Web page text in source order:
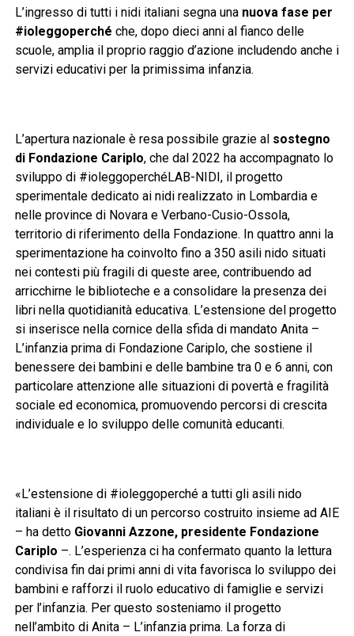
L’ingresso di tutti i nidi italiani segna una nuova fase per
#ioleggoperché che, dopo dieci anni al fianco delle
scuole, amplia il proprio raggio d’azione includendo anche i
servizi educativi per la primissima infanzia.
L’apertura nazionale è resa possibile grazie al sostegno
di Fondazione Cariplo, che dal 2022 ha accompagnato lo
sviluppo di #ioleggoperchéLAB-NIDI, il progetto
sperimentale dedicato ai nidi realizzato in Lombardia e
nelle province di Novara e Verbano-Cusio-Ossola,
territorio di riferimento della Fondazione. In quattro anni la
sperimentazione ha coinvolto fino a 350 asili nido situati
nei contesti più fragili di queste aree, contribuendo ad
arricchirne le biblioteche e a consolidare la presenza dei
libri nella quotidianità educativa. L’estensione del progetto
si inserisce nella cornice della sfida di mandato Anita –
L’infanzia prima di Fondazione Cariplo, che sostiene il
benessere dei bambini e delle bambine tra 0 e 6 anni, con
particolare attenzione alle situazioni di povertà e fragilità
sociale ed economica, promuovendo percorsi di crescita
individuale e lo sviluppo delle comunità educanti.
«L’estensione di #ioleggoperché a tutti gli asili nido
italiani è il risultato di un percorso costruito insieme ad AIE
– ha detto Giovanni Azzone, presidente Fondazione
Cariplo –. L’esperienza ci ha confermato quanto la lettura
condivisa fin dai primi anni di vita favorisca lo sviluppo dei
bambini e rafforzi il ruolo educativo di famiglie e servizi
per l’infanzia. Per questo sosteniamo il progetto
nell’ambito di Anita – L’infanzia prima. La forza di